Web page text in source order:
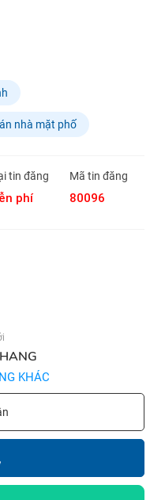
nhà mặt phố
tin đăng
phí
Mã tin đăng
80096
KHÁC